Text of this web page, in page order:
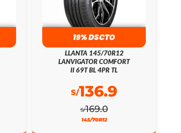
19% DSCTO
LLANTA 145/70R12
LANVIGATOR COMFORT
II 69T BL 4PR TL
S/169.0
S/136.9
145/70R12